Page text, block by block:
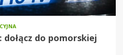
dołącz do pomorskiej